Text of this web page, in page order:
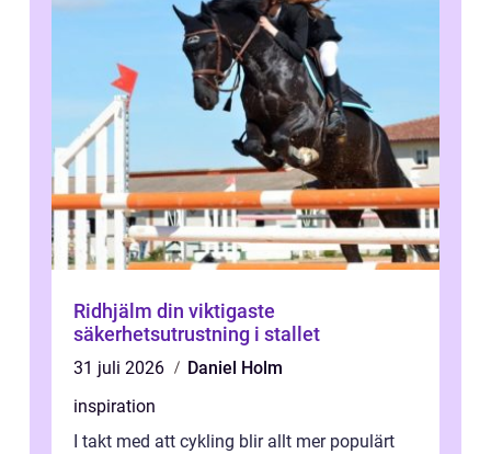
Ridhjälm din viktigaste
säkerhetsutrustning i stallet
31 juli 2026
Daniel Holm
inspiration
I takt med att cykling blir allt mer populärt